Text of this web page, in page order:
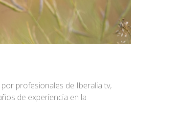
profesionales de Iberalia tv,
de experiencia en la